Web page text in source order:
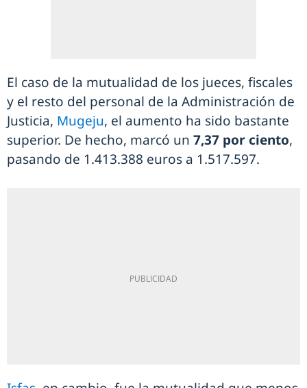
El caso de la mutualidad de los jueces, fiscales
y el resto del personal de la Administración de
Justicia, Mugeju, el aumento ha sido bastante
superior. De hecho, marcó un 7,37 por ciento,
pasando de 1.413.388 euros a 1.517.597.